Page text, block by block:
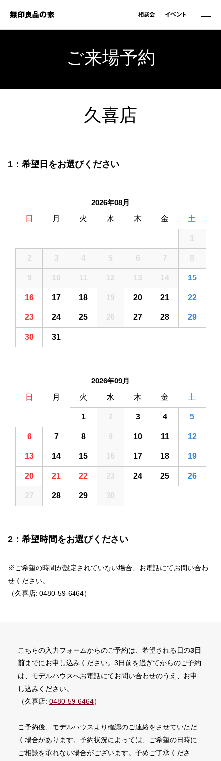
ご来場予約
久喜店
1：希望日をお選びください
2026年08月
日
月 火 水 木 金 土
1
2 3 4 5 6 7 8
9 10 11 12 13 14 15
16 17 18 19 20 21 22
23 24 25 26 27 28 29
30 31
2026年09月
日
月 火 水 木 金 土
1 2 3 4 5
6 7 8 9 10 11 12
13 14 15 16 17 18 19
20 21 22 23 24 25 26
27 28 29 30
2：希望時間をお選びください
※ご希望の時間が設定されていない場合、お電話にてお問い合わ
せください。
（久喜店: 0480-59-6464）
こちらの入力フォームからのご予約は、希望される日の3日
前までにお申し込みください。3日前を過ぎてからのご予約
は、モデルハウスへお電話にてお問い合わせのうえ、お申
し込みください。
（久喜店: 0480-59-6464）
ご予約後、モデルハウスより確認のご連絡をさせていただ
く場合があります。予約状況によっては、ご希望の日時に
ご相談を承れない場合がございます。予めご了承くださ